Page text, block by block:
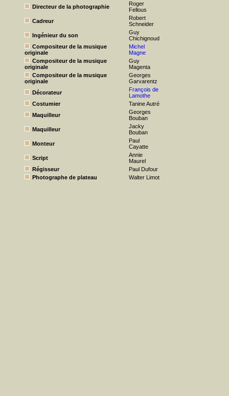
Directeur de la photographie
Roger
Fellous
Cadreur
Robert
Schneider
Ingénieur du son
Guy
Chichignoud
Compositeur de la musique
originale
Michel
Magne
Compositeur de la musique
originale
Guy
Magenta
Compositeur de la musique
originale
Georges
Garvarentz
Décorateur
François de
Lamothe
Costumier
Tanine Autré
Maquilleur
Georges
Bouban
Maquilleur
Jacky
Bouban
Monteur
Paul
Cayatte
Script
Annie
Maurel
Régisseur
Paul Dufour
Photographe de plateau
Walter Limot